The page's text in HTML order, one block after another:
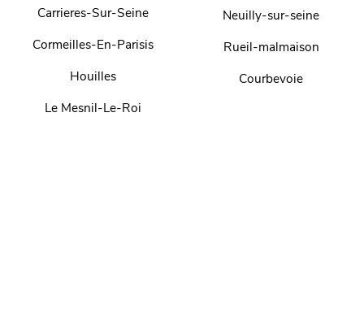
Carrieres-Sur-Seine
Cormeilles-En-Parisis
Houilles
Le Mesnil-Le-Roi
Neuilly-sur-seine
Rueil-malmaison
Courbevoie